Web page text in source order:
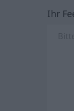
Ihr